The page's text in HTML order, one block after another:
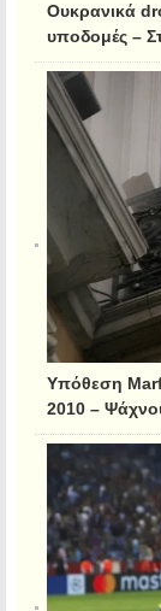
Ουκρανικά
υποδομές –
Υπόθεση
2010 –